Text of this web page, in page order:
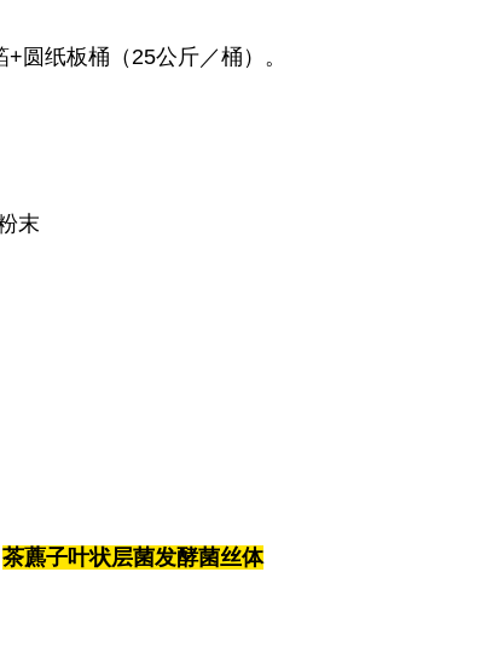
+ 圆纸板桶（25公斤／桶）。
末
茶藨子叶状层菌发酵菌丝体